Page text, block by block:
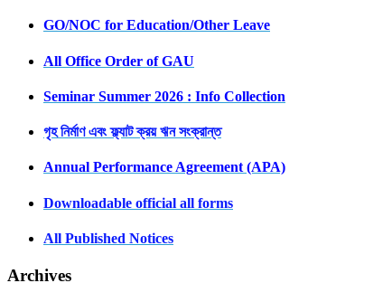
GO/NOC for Education/Other Leave
All Office Order of GAU
Seminar Summer 2026 : Info Collection
গৃহ নির্মাণ এবং ফ্ল্যাট ক্রয় ঋন সংক্রান্ত
Annual Performance Agreement (APA)
Downloadable official all forms
All Published Notices
Archives